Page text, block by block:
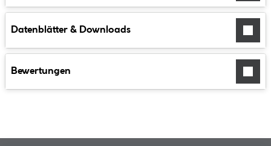
Datenblätter & Downloads
Bewertungen